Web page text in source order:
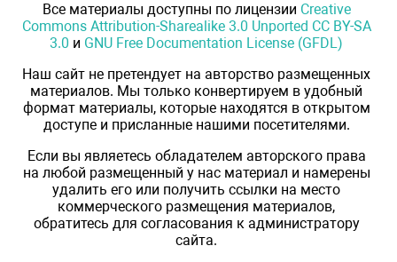
Все материалы доступны по лицензии Creative
Commons Attribution-Sharealike 3.0 Unported CC BY-SA
3.0 и GNU Free Documentation License (GFDL)
Наш сайт не претендует на авторство размещенных
материалов. Мы только конвертируем в удобный
формат материалы, которые находятся в открытом
доступе и присланные нашими посетителями.
Если вы являетесь обладателем авторского права
на любой размещенный у нас материал и намерены
удалить его или получить ссылки на место
коммерческого размещения материалов,
обратитесь для согласования к администратору
сайта.